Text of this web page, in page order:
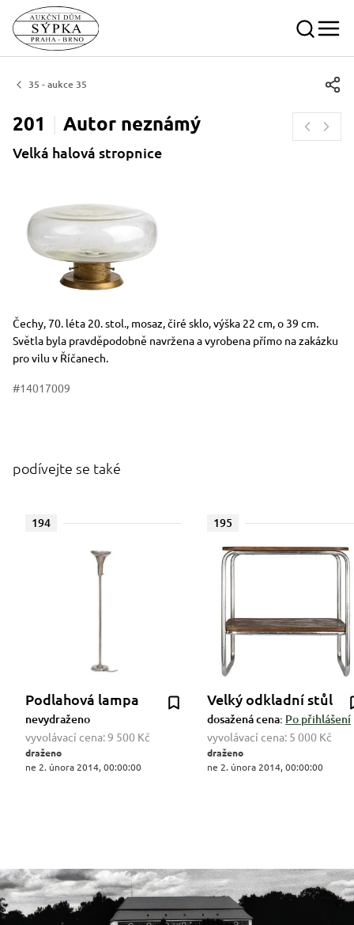
35 - aukce 35
201 Autor neznámý
Velká halová stropnice
Rozměry
Stručný popis předmětu
Čechy, 70. léta 20. stol., mosaz, čiré sklo, výška 22 cm, o 39 cm.
Světla byla pravděpodobně navržena a vyrobena přímo na zakázku
pro vilu v Říčanech.
#14017009
podívejte se také
194
Podlahová lampa
nevydraženo
vyvolávací cena:9 500 Kč
draženo
ne 2. února 2014, 00:00:00
195
Velký odkladní stůl
dosažená cena: Po přihlášení
vyvolávací cena: 5 000 Kč
draženo
ne 2. února 2014, 00:00:00